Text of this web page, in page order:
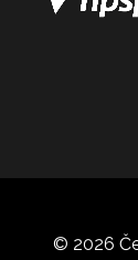
© 2026